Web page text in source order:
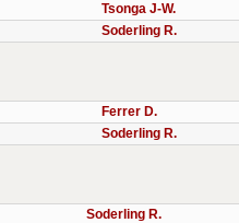
Tsonga J-W.
Soderling R.
Ferrer D.
Soderling R.
Soderling R.